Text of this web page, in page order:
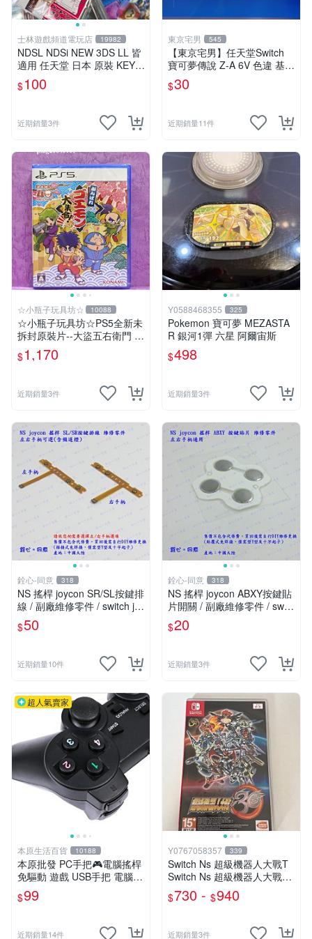
士林遊戲頻道電玩店 19982
NDSL NDSi NEW 3DS LL 皆
適用 任天堂 日本 原裝 KEYS
FACTORY 伸縮式 觸控筆 米
黃色
$100
近期銷量3件
東京宅男 545
【東京宅男】任天堂Switch
寶可夢傳說 Z-A 6V 色違 基格
爾德 官方配布
$30
近期銷量11件
☆小瓶子玩具坊☆ 10088
☆小瓶子玩具坊☆PS5全新未
拆封原裝片--大盜五右衛門 4
0 週年紀念合輯 日文版 (日
版)
$1,170
近期銷量3件
Y0588468355 325
Pokemon 寶可夢 MEZASTA
R 銀河1彈 六星 阿爾宙斯
$498
近期銷量3件
銓心-同意 318
NS 搖桿 joycon SR/SL按鍵排
線 / 副廠維修零件 / switch jo
y-con 手柄專用款
$50
近期銷量10件
銓心-同意 318
NS 搖桿 joycon ABXY按鍵貼
片開關 / 副廠維修零件 / switc
h joy-con手柄專用款
$20
近期銷量3件
超人氣賣家
本原生活百貨 10188
本原批發 PC手把🎮電腦搖桿
免驅動 遊戲 USB手把 電腦手
把 電玩遊戲 免安裝手把 遊戲
手把 遊戲搖桿 SG693
$99
近期銷量14件
Y0767058357 339
Switch Ns 超級機器人大戰T
Switch Ns 超級機器人大戰30
Switch Ns 超級機器人大戰V
中文版
$730 - $940
近期銷量3件